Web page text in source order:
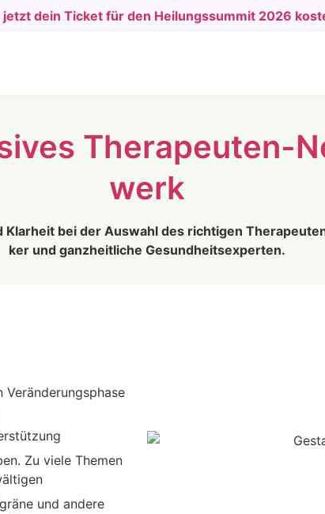
jetzt dein Ticket für den Heilungssummit 2026
The­ra­peu­ten-
werk
Klar­heit bei der Aus­wahl des rich­ti­gen
ker und ganz­heit­li­che Gesund­heits­exper­ten.
Zu vie­le The­men
und ande­re